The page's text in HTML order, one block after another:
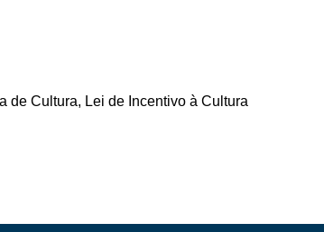
de Cultura, Lei de Incentivo à Cultura